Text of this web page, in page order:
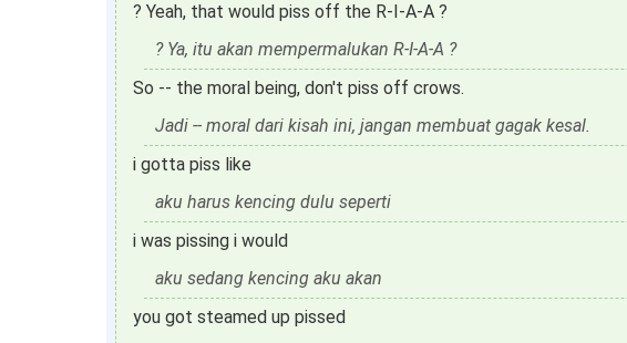
? Yeah, that would piss off the R-I-A-A ?
? Ya, itu akan mempermalukan R-I-A-A ?
So -- the moral being, don't piss off crows.
Jadi -- moral dari kisah ini, jangan membuat gagak kesal.
i gotta piss like
aku harus kencing dulu seperti
i was pissing i would
aku sedang kencing aku akan
you got steamed up pissed